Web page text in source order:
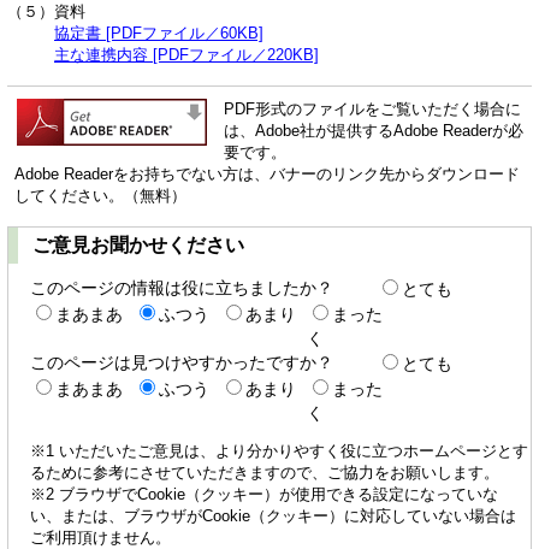
（５）資料
協定書 [PDFファイル／60KB]
主な連携内容 [PDFファイル／220KB]
PDF形式のファイルをご覧いただく場合に
は、Adobe社が提供するAdobe Readerが必
要です。
Adobe Readerをお持ちでない方は、バナーのリンク先からダウンロード
してください。（無料）
ご意見お聞かせください
このページの情報は役に立ちましたか？
とても
まあまあ
ふつう あまり
まった
く
このページは見つけやすかったですか？
とても
まあまあ
ふつう あまり
まった
く
※1 いただいたご意見は、より分かりやすく役に立つホームページとす
るために参考にさせていただきますので、ご協力をお願いします。
※2 ブラウザでCookie（クッキー）が使用できる設定になっていな
い、または、ブラウザがCookie（クッキー）に対応していない場合は
ご利用頂けません。